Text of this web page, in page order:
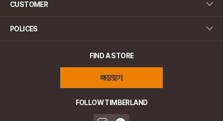
CUSTOMER
POLICES
FIND A STORE
매장찾기
FOLLOW TIMBERLAND